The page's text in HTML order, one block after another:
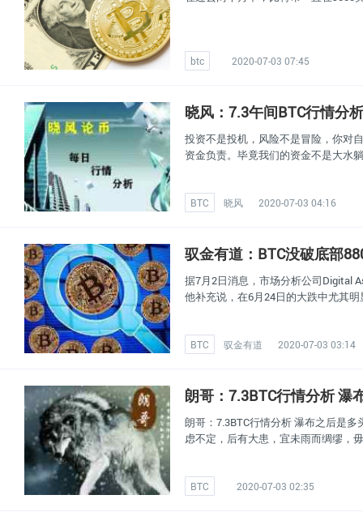
btc 2020-07-03 07:45
晓风：7.3午间BTC行情分
投资不是投机，风险不是冒险，你对
资金负责。毕竟我们的资金不是大水
BTC 晓风 2020-07-03 04:16
驭金有道：BTC没破底部
据7月2日消息，市场分析公司Digital
他补充说，在6月24日的大跌中尤其
BTC 驭金有道 2020-07-03 03:14
朗哥：7.3BTC行情分析 瀑
朗哥：7.3BTC行情分析 瀑布之后是
虑不定，后有大患，宜未雨而绸缪，
BTC 2020-07-03 02:35